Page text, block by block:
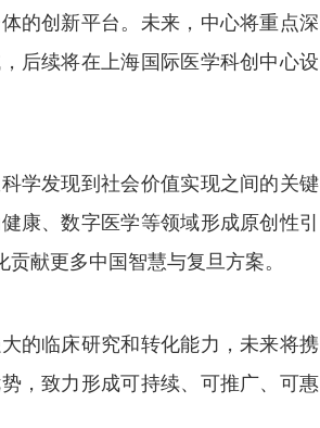
的创新平台。未来，中心将重点深
后续将在上海国际医学科创中心设
学发现到社会价值实现之间的关键
康、数字医学等领域形成原创性引
献更多中国智慧与复旦方案。
的临床研究和转化能力，未来将携
，致力形成可持续、可推广、可惠